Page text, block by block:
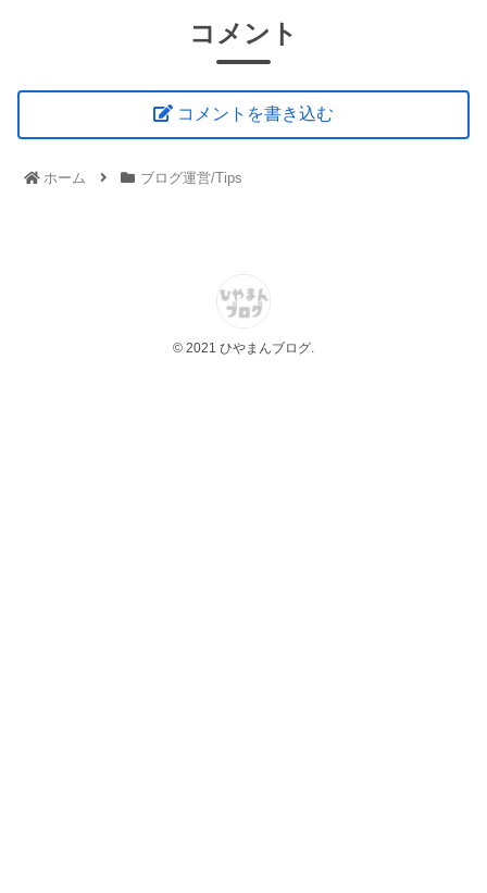
コメント
コメントを書き込む
ホーム ブログ運営/Tips
© 2021 ひやまんブログ.